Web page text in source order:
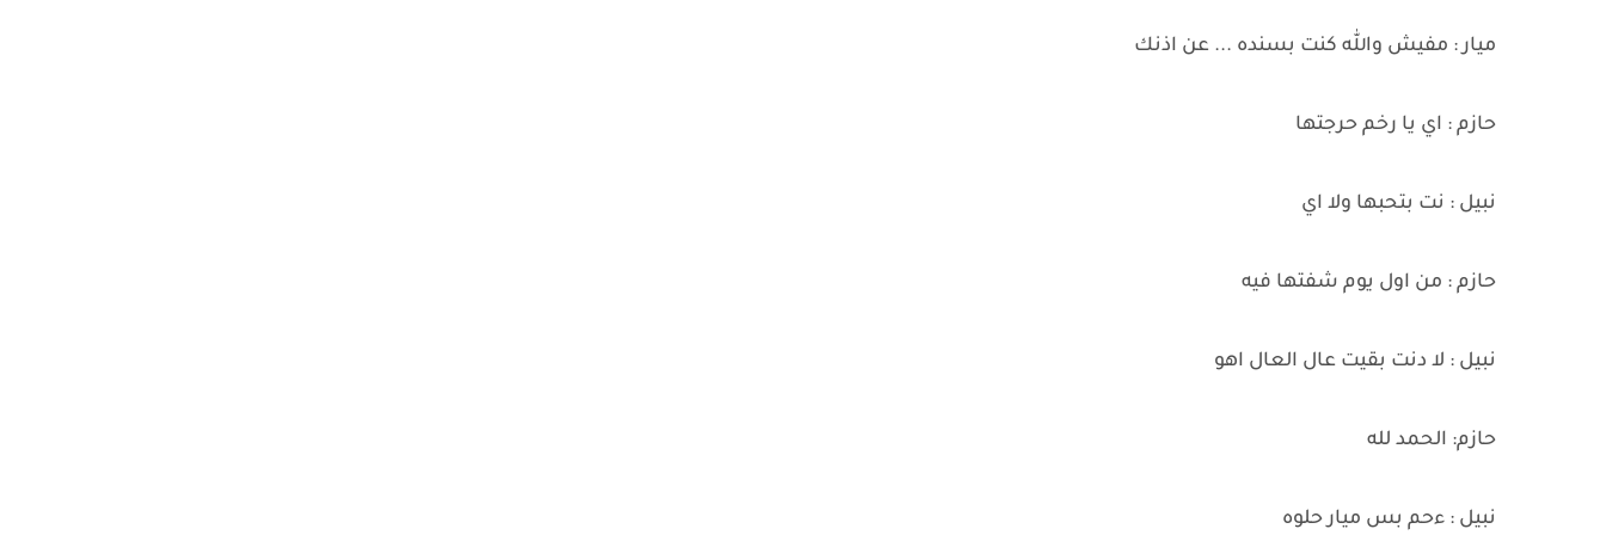
ميار : مفيش والله كنت بسنده ... عن اذنك
حازم : اي يا رخم حرجتها
نبيل : نت بتحبها ولا اي
حازم : من اول يوم شفتها فيه
نبيل : لا دنت بقيت عال العال اهو
حازم: الحمد لله
نبيل : ءحم بس ميار حلوه